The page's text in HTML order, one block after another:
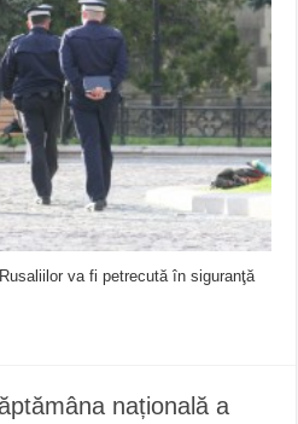
– 04.08.2026 – str. Văliugului și
– 04.08.2026 – avarie – Calea
va fi petrecută în siguranţă
națională a